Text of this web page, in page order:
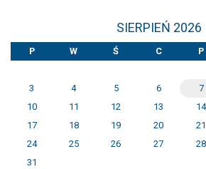
SIERPIEŃ 2026
P W Ś C P
3
4 5 6 7
10
11 12 13 14
17
18 19 20 21
24
25 26 27 28
31